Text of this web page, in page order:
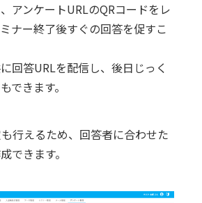
アンケートURLのQRコードをレ
ナー終了後すぐの回答を促すこ
回答URLを配信し、後日じっく
できます。
行えるため、回答者に合わせた
できます。